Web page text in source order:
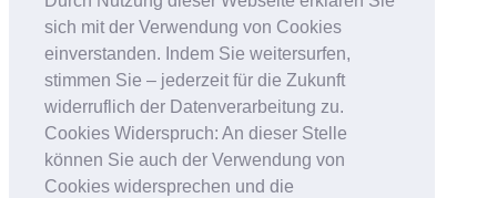
sich mit der Verwendung von Cookies
einverstanden. Indem Sie weitersurfen,
stimmen Sie – jederzeit für die Zukunft
widerruflich der Datenverarbeitung zu.
Cookies Widerspruch: An dieser Stelle
können Sie auch der Verwendung von
Cookies widersprechen und die